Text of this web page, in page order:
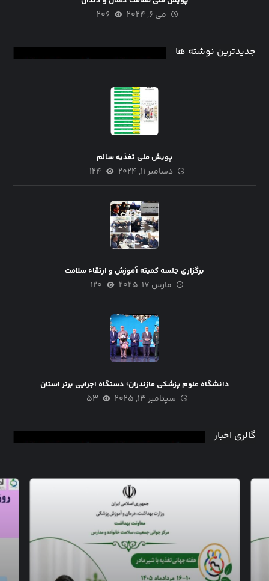
می ۶, ۲۰۲۴ ۲۰۶
جدیدترین نوشته ها
پویش ملی تغذیه سالم
دسامبر ۱۱, ۲۰۲۴ ۱۲۴
برگزاری جلسه کمیته آموزش و ارتقاء سلامت
مارس ۱۷, ۲۰۲۵ ۱۲۰
دانشگاه علوم پزشکی مازندران؛ دستگاه‌ اجرایی برتر استان
سپتامبر ۱۳, ۲۰۲۵ ۵۳
گالری اخبار